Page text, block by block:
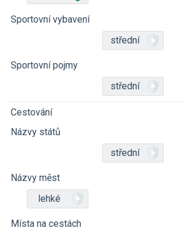
Sportovní vybavení
střední
Sportovní pojmy
střední
Cestování
Názvy států
střední
Názvy měst
lehké
Místa na cestách